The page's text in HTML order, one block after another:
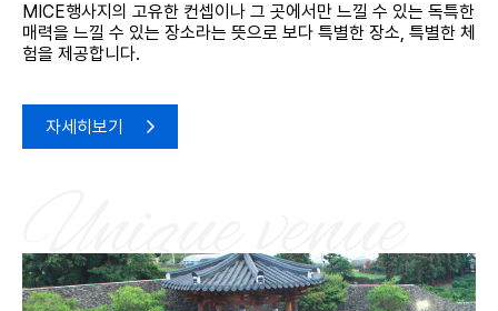
MICE행사지의 고유한 컨셉이나 그 곳에서만 느낄 수 있는 독특한
매력을 느낄 수 있는 장소라는 뜻으로 보다 특별한 장소, 특별한 체
험을 제공합니다.
자세히보기
Unique venue